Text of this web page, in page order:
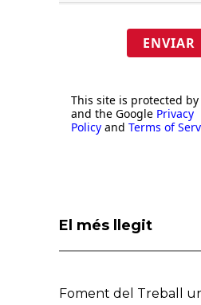
ENVIAR
This site is protected by
and the Google Privacy
Policy and Terms of
El més llegit
Foment del Treball